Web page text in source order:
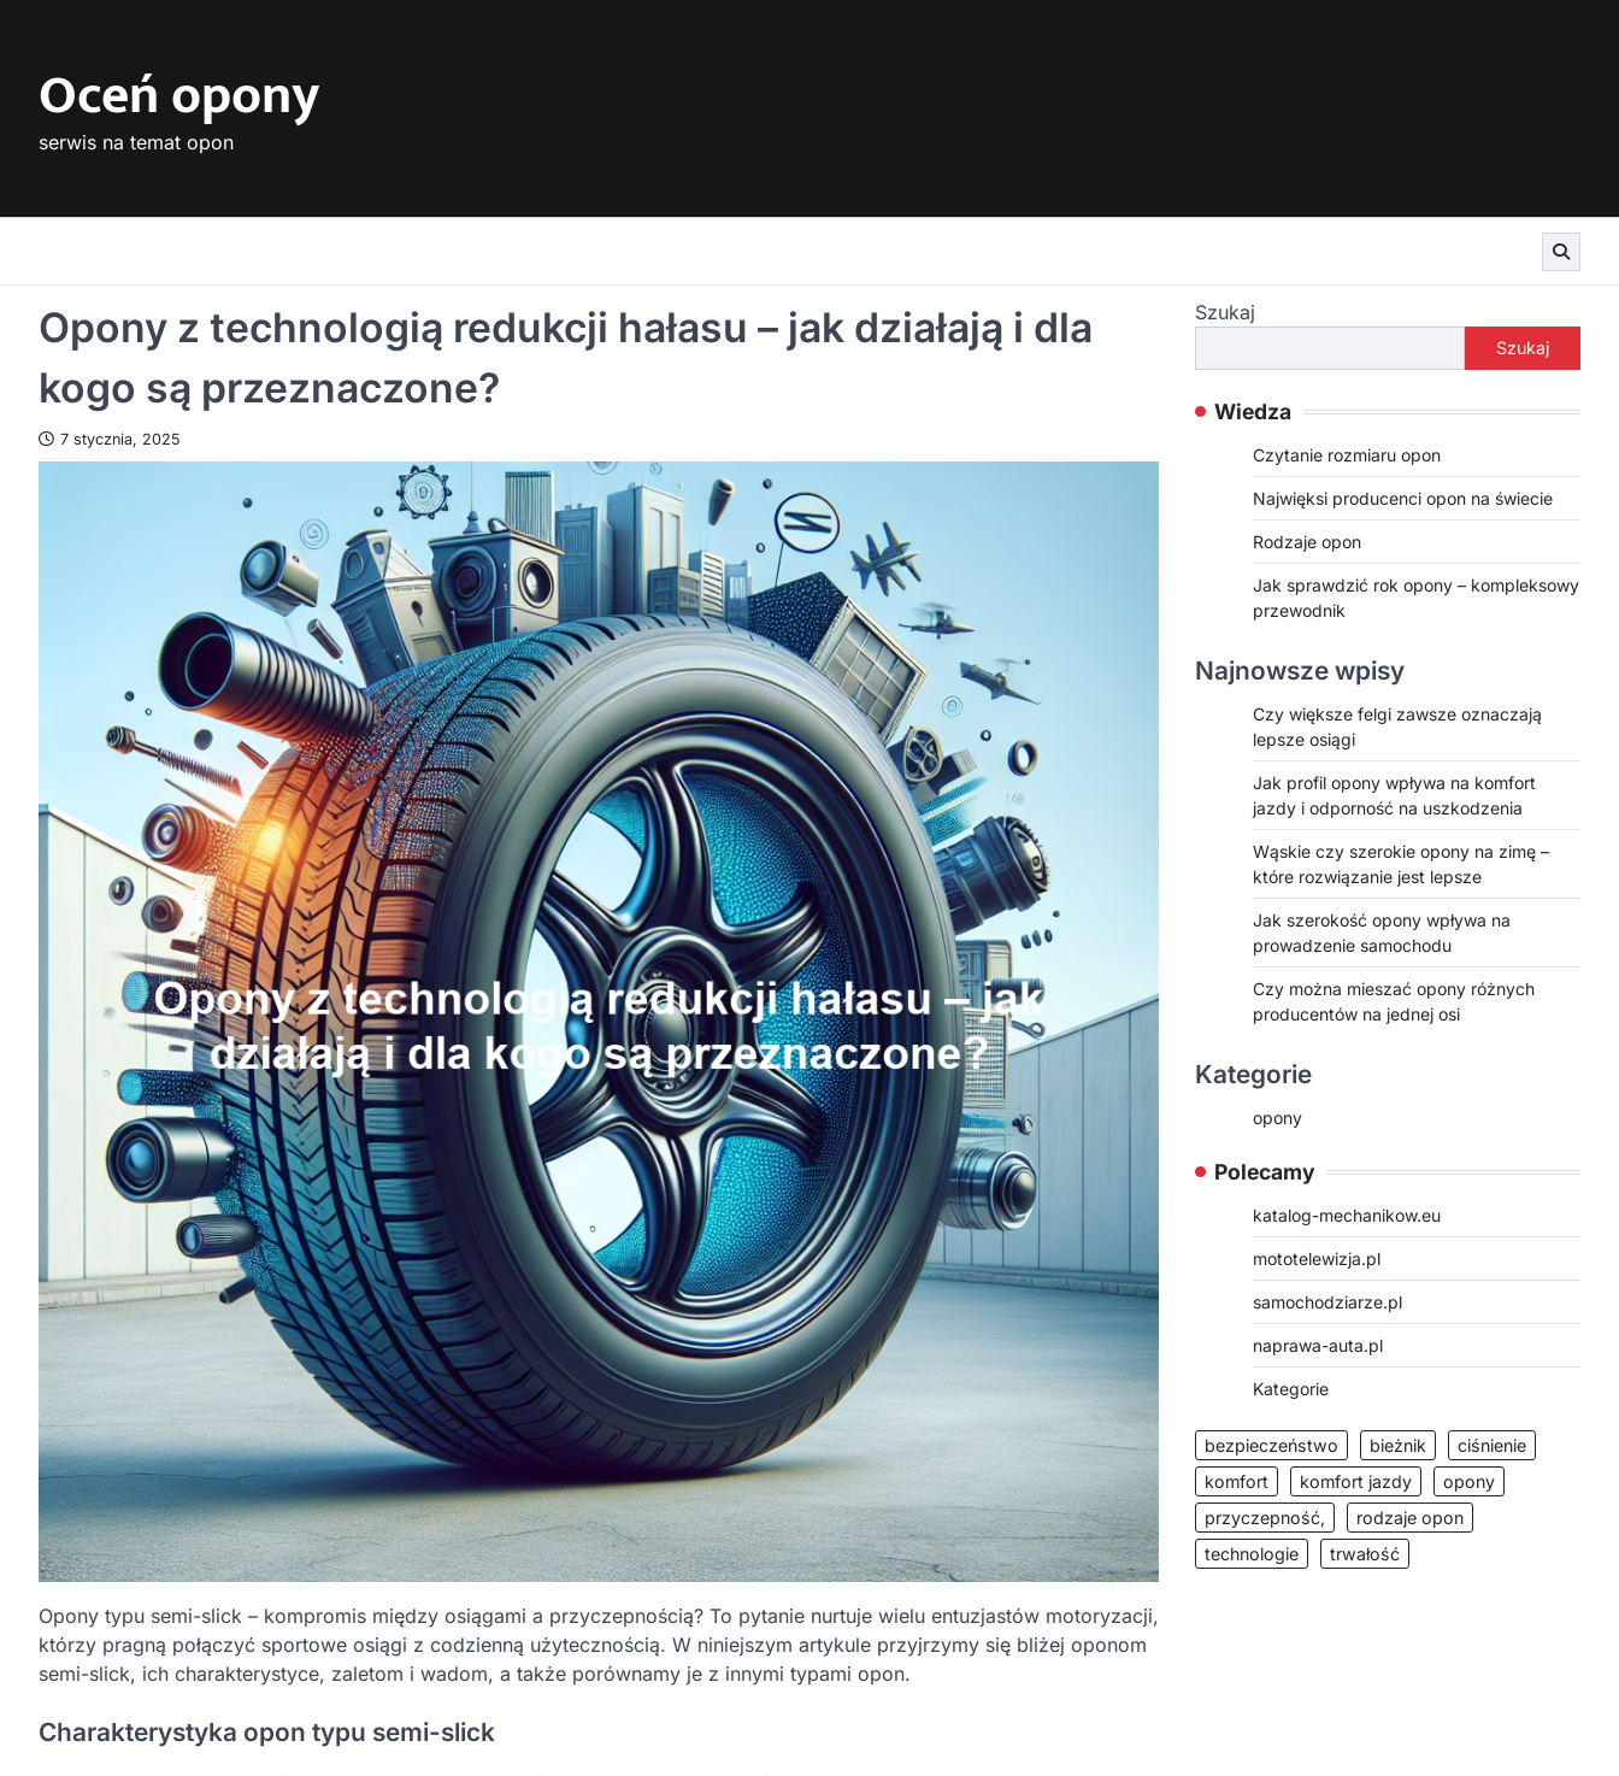
contentOceń opony
serwis na temat opon
Opony z technologią redukcji hałasu – jak działają i dla
kogo są przeznaczone?
7 stycznia, 2025
Opony typu semi-slick – kompromis między osiągami a przyczepnością? To pytanie nurtuje wielu entuzjastów motoryzacji,
którzy pragną połączyć sportowe osiągi z codzienną użytecznością. W niniejszym artykule przyjrzymy się bliżej oponom
semi-slick, ich charakterystyce, zaletom i wadom, a także porównamy je z innymi typami opon.
Charakterystyka opon typu semi-slick
Szukaj
Szukaj
Wiedza
Czytanie rozmiaru opon
Najwięksi producenci opon na świecie
Rodzaje opon
Jak sprawdzić rok opony – kompleksowy
przewodnik
Najnowsze wpisy
Czy większe felgi zawsze oznaczają
lepsze osiągi
Jak profil opony wpływa na komfort
jazdy i odporność na uszkodzenia
Wąskie czy szerokie opony na zimę –
które rozwiązanie jest lepsze
Jak szerokość opony wpływa na
prowadzenie samochodu
Czy można mieszać opony różnych
producentów na jednej osi
Kategorie
opony
Polecamy
katalog-mechanikow.eu
mototelewizja.pl
samochodziarze.pl
naprawa-auta.pl
Kategorie
bezpieczeństwo bieżnik
ciśnienie
komfort
komfort jazdy
opony
przyczepność,
rodzaje opon
technologie
trwałość